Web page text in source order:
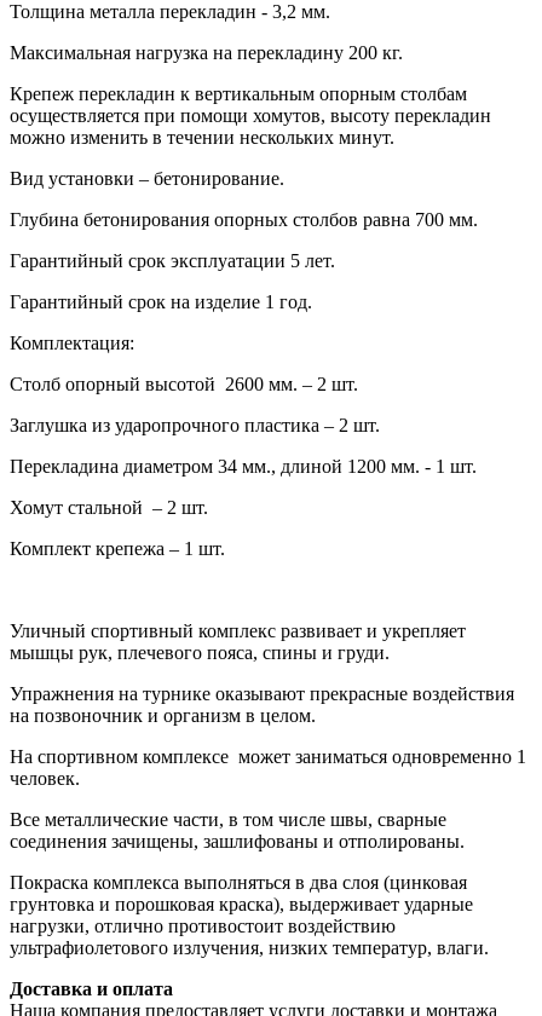
Толщина металла перекладин - 3,2 мм.
Максимальная нагрузка на перекладину 200 кг.
Крепеж перекладин к вертикальным опорным столбам
осуществляется при помощи хомутов, высоту перекладин
можно изменить в течении нескольких минут.
Вид установки – бетонирование.
Глубина бетонирования опорных столбов равна 700 мм.
Гарантийный срок эксплуатации 5 лет.
Гарантийный срок на изделие 1 год.
Комплектация:
Столб опорный высотой 2600 мм. – 2 шт.
Заглушка из ударопрочного пластика – 2 шт.
Перекладина диаметром 34 мм., длиной 1200 мм. - 1 шт.
Хомут стальной – 2 шт.
Комплект крепежа – 1 шт.
Уличный спортивный комплекс развивает и укрепляет
мышцы рук, плечевого пояса, спины и груди.
Упражнения на турнике оказывают прекрасные воздействия
на позвоночник и организм в целом.
На спортивном комплексе может заниматься одновременно 1
человек.
Все металлические части, в том числе швы, сварные
соединения зачищены, зашлифованы и отполированы.
Покраска комплекса выполняться в два слоя (цинковая
грунтовка и порошковая краска), выдерживает ударные
нагрузки, отлично противостоит воздействию
ультрафиолетового излучения, низких температур, влаги.
Доставка и оплата
Наша компания предоставляет услуги доставки и монтажа